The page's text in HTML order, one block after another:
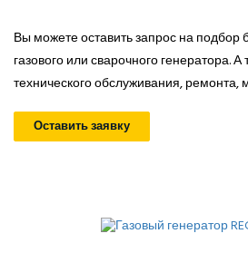
Вы можете оставить запрос на подбор
газового или сварочного генератора. А
технического обслуживания,
Оставить заявку